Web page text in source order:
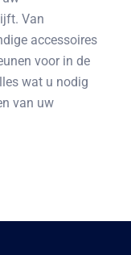
Van
accessoires
voor in de
wat u nodig
van uw